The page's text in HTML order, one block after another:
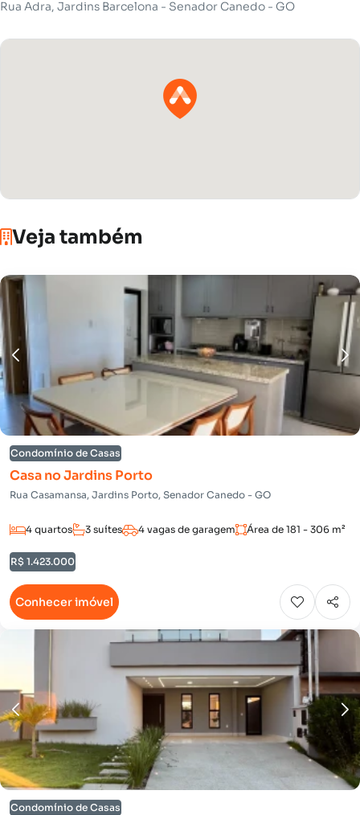
Rua Adra, Jardins Barcelona - Senador Canedo - GO
Veja também
Condomínio de Casas
Casa no Jardins Porto
Rua Casamansa, Jardins Porto, Senador Canedo - GO
4 quartos 3 suítes 4 vagas de garagem Área de 181 - 306 m²
R$ 1.423.000
Conhecer imóvel
Condomínio de Casas